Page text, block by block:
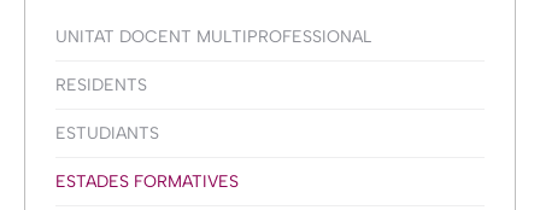
UNITAT DOCENT MULTIPROFESSIONAL
RESIDENTS
ESTUDIANTS
ESTADES FORMATIVES